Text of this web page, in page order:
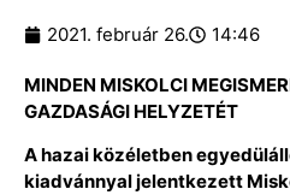
2021. február 26. 14:46
MINDEN MISKOLCI
GAZDASÁGI HELYZETÉT
A hazai közéletben
kiadvánnyal jelentkezett